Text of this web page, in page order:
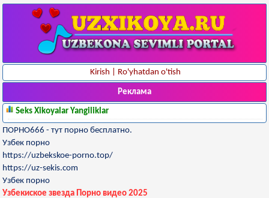
Kirish Ro'yhatdan o'tish
Реклама
Seks Xikoyalar Yangiliklar
ПОРНО666 - тут порно бесплатно.
Узбек порно
https://uzbekskoe-porno.top/
https://uz-sekis.com
Узбек порно
Узбекиское звезда Порно видео 2025